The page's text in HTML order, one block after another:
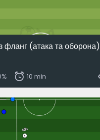
фланг (атака та оборона)
10 min